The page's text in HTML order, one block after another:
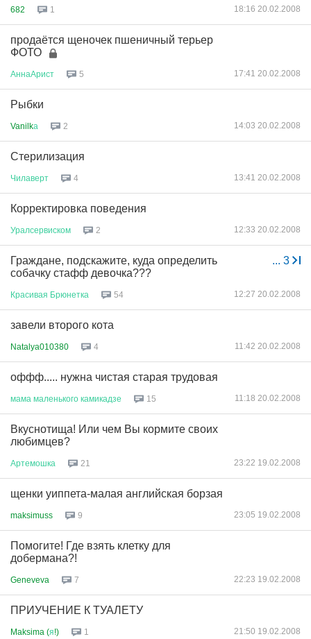
682 1 18:16 20.02.2008
продаётся щеночек пшеничный терьер
ФОТО
АннаАрист 5 17:41 20.02.2008
Рыбки
Vanilkа 2 14:03 20.02.2008
Стерилизация
Чилаверт 4 13:41 20.02.2008
Корректировка поведения
Уралсервиском 2 12:33 20.02.2008
... 3
Граждане, подскажите, куда определить
собачку стафф девочка???
Красивая Брюнетка 54 12:27 20.02.2008
завели второго кота
Natalya010380 4 11:42 20.02.2008
оффф..... нужна чистая старая трудовая
мама маленького камикадзе 15 11:18 20.02.2008
Вкуснотища! Или чем Вы кормите своих
любимцев?
Артемошка 21 23:22 19.02.2008
щенки уиппета-малая английская борзая
maksimuss 9 23:05 19.02.2008
Помогите! Где взять клетку для
добермана?!
Geneveva 7 22:23 19.02.2008
ПРИУЧЕНИЕ К ТУАЛЕТУ
Maksima (я!) 1 21:50 19.02.2008